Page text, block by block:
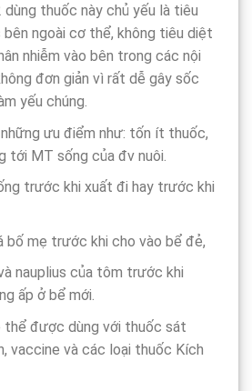
dùng thuốc này chủ yếu là tiêu
ngoài cơ thể, không tiêu diệt
nhiễm vào bên trong các nội
đơn giản vì rất dễ gây sốc
yếu chúng.
ưu điểm như: tốn ít thuốc,
tới MT sống của đv nuôi.
trước khi xuất đi hay trước khi
bố mẹ trước khi cho vào bể đẻ,
nauplius của tôm trước khi
ấp ở bể mới.
thể được dùng với thuốc sát
vaccine và các loại thuốc Kích